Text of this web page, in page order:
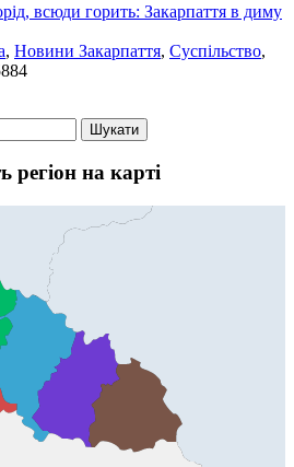
всюди горить: Закарпаття в диму
, Новини Закарпаття, Суспільство,
регіон на карті